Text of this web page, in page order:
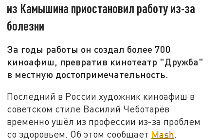
из Камышина приостановил работу из-за
болезни
За годы работы он создал более 700
киноафиш, превратив кинотеатр "Дружба"
в местную достопримечательность.
Последний в России художник киноафиш в
советском стиле Василий Чеботарёв
временно ушёл из профессии из-за проблем
со здоровьем. Об этом сообщает Mash.